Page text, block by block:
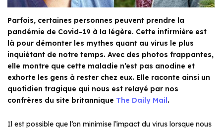
Parfois, certaines personnes peuvent prendre la
pandémie de Covid-19 à la légère. Cette infirmière est
là pour démonter les mythes quant au virus le plus
inquiétant de notre temps. Avec des photos frappantes,
elle montre que cette maladie n’est pas anodine et
exhorte les gens à rester chez eux. Elle raconte ainsi un
quotidien tragique qui nous est relayé par nos
confrères du site britannique The Daily Mail.
Il est possible que l’on minimise l’impact du virus lorsque nous